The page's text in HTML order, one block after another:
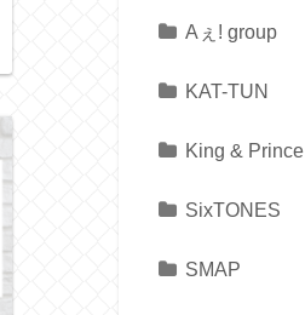
Aぇ! group
KAT-TUN
King & Prince
SixTONES
SMAP